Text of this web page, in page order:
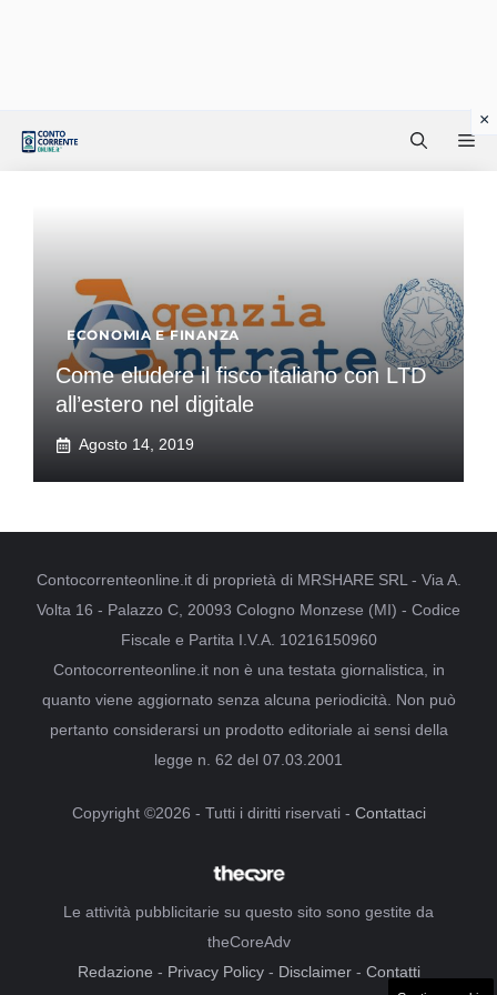
ECONOMIA E FINANZA
Come eludere il fisco italiano con LTD
all’estero nel digitale
Agosto 14, 2019
Contocorrenteonline.it di proprietà di MRSHARE SRL - Via A.
Volta 16 - Palazzo C, 20093 Cologno Monzese (MI) - Codice
Fiscale e Partita I.V.A. 10216150960
Contocorrenteonline.it non è una testata giornalistica, in
quanto viene aggiornato senza alcuna periodicità. Non può
pertanto considerarsi un prodotto editoriale ai sensi della
legge n. 62 del 07.03.2001
Copyright ©2026 - Tutti i diritti riservati - Contattaci
Le attività pubblicitarie su questo sito sono gestite da
theCoreAdv
Redazione - Privacy Policy- Disclaimer- Contatti